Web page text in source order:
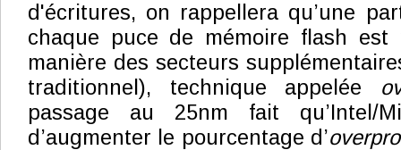
d'écritures, on rappellera qu’une
chaque puce de mémoire flash
manière des secteurs
traditionnel), technique appelée
passage au 25nm fait qu’Intel/
d’augmenter le pourcentage d’